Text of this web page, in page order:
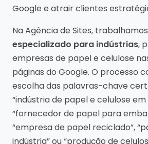
Google e atrair clientes
Na Agência de Sites,
especializado para indústrias,
empresas de papel e celulose
páginas do Google. O processo
escolha das palavras-chave
“indústria de papel e celulose em
“fornecedor de papel para
“empresa de papel reciclado”,
indústria” ou “produção de